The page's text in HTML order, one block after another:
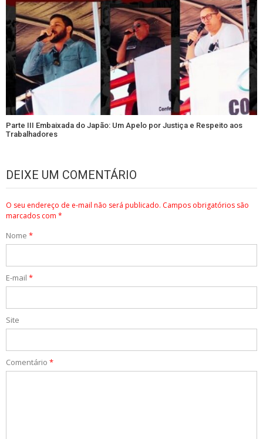
Parte III Embaixada do Japão: Um Apelo por Justiça e Respeito aos
Trabalhadores
DEIXE UM COMENTÁRIO
O seu endereço de e-mail não será publicado. Campos obrigatórios são
marcados com *
Nome *
E-mail *
Site
Comentário *